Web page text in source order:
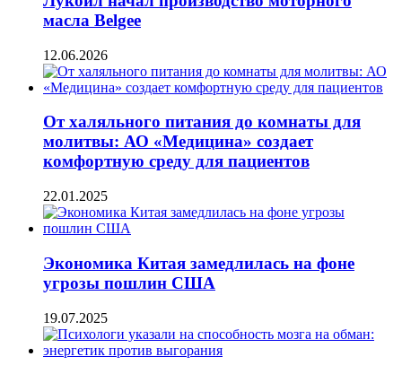
масла Belgee
12.06.2026
От халяльного питания до комнаты для
молитвы: АО «Медицина» создает
комфортную среду для пациентов
22.01.2025
Экономика Китая замедлилась на фоне
угрозы пошлин США
19.07.2025